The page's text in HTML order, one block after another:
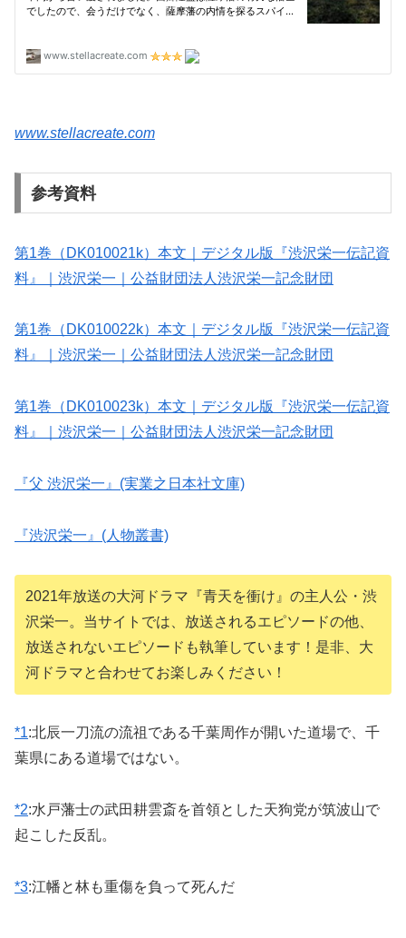
www.stellacreate.com
参考資料
第1巻（DK010021k）本文｜デジタル版『渋沢栄一伝記資
料』｜渋沢栄一｜公益財団法人渋沢栄一記念財団
第1巻（DK010022k）本文｜デジタル版『渋沢栄一伝記資
料』｜渋沢栄一｜公益財団法人渋沢栄一記念財団
第1巻（DK010023k）本文｜デジタル版『渋沢栄一伝記資
料』｜渋沢栄一｜公益財団法人渋沢栄一記念財団
『父 渋沢栄一』(実業之日本社文庫)
『渋沢栄一』(人物叢書)
2021年放送の大河ドラマ『青天を衝け』の主人公・渋
沢栄一。当サイトでは、放送されるエピソードの他、
放送されないエピソードも執筆しています！是非、大
河ドラマと合わせてお楽しみください！
*1:北辰一刀流の流祖である千葉周作が開いた道場で、千
葉県にある道場ではない。
*2:水戸藩士の武田耕雲斎を首領とした天狗党が筑波山で
起こした反乱。
*3:江幡と林も重傷を負って死んだ